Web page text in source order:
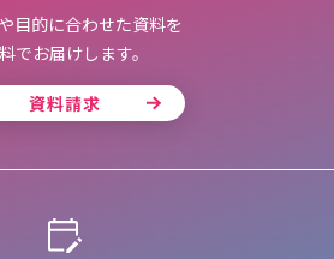
目的に合わせた資料を
でお届けします。
資料請求